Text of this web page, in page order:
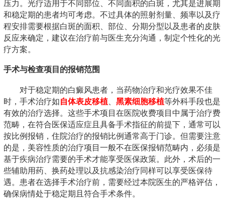
压力。光疗适用于不同部位、不同面积的白斑，尤其是进展期
和稳定期的患者均可考虑。不过具体的照射剂量、频率以及疗
程安排需要根据白斑的面积、部位、分期分型以及患者的皮肤
反应来确定，建议在治疗前与医生充分沟通，制定个性化的光
疗方案。
手术与检查项目的报销范围
对于稳定期的白癜风患者，当药物治疗和光疗效果不佳
时，手术治疗如自体表皮移植 黑素细胞移植等外科手段也是
有效的治疗选择。这些手术项目在医院收费项目中属于治疗费
范畴，在符合医保适应症且具备手术指征的前提下，通常可以
按比例报销，住院治疗的报销比例通常高于门诊。但需要注意
的是，美容性质的治疗项目一般不在医保报销范畴内，必须是
基于疾病治疗需要的手术才能享受医保政策。此外，术后的一
些辅助用药、换药处理以及抗感染治疗同样可以享受医保待
遇。患者在选择手术治疗前，需要经过本院医生的严格评估，
确保病情处于稳定期且符合手术条件。